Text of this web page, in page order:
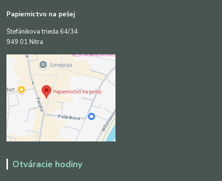
Papiernictvo na pešej
Štefánikova trieda 64/34
949 01 Nitra
Otváracie hodiny